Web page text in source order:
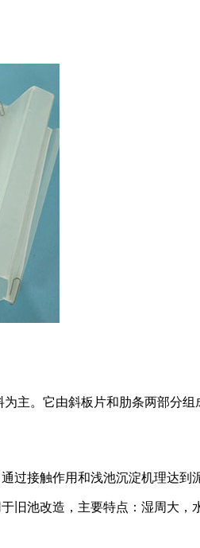
主。它由斜板片和肋条两部分
过接触作用和浅池沉淀机理达到
旧池改造，主要特点：湿周大，